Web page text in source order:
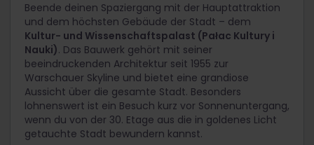
Beende deinen Spaziergang mit der Hauptattraktion
und dem höchsten Gebäude der Stadt – dem
Kultur- und Wissenschaftspalast (Pałac Kultury i
Nauki). Das Bauwerk gehört mit seiner
beeindruckenden Architektur seit 1955 zur
Warschauer Skyline und bietet eine grandiose
Aussicht über die gesamte Stadt. Besonders
lohnenswert ist ein Besuch kurz vor Sonnenuntergang,
wenn du von der 30. Etage aus die in goldenes Licht
getauchte Stadt bewundern kannst.